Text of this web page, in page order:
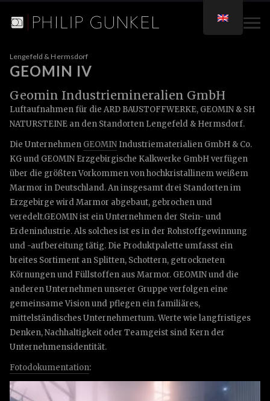
Lengefeld & Hermsdorf
GEOMIN IV
Geomin Industriemineralien GmbH
Luftaufnahmen für die ARD BAUSTOFFWERKE, GEOMIN & SH
NATURSTEINE an den Standorten Lengefeld & Hermsdorf.
Die Unternehmen GEOMIN Industriematerialien GmbH & Co.
KG und GEOMIN Erzgebirgische Kalkwerke GmbH verfügen
über die größten Vorkommen von hochkristallinem weißem
Marmor in Deutschland. An insgesamt drei Standorten im
Erzgebirge wird Marmor abgebaut, gebrochen und
veredelt.GEOMIN ist ein Unternehmen der Stein- und
Erdenindustrie. Als solches ist es in der Rohstoffgewinnung
und -aufbereitung tätig. Die Produktpalette umfasst ein
breites Sortiment an Splitten, Schottern, getrockneten
Körnungen und Füllstoffen aus Marmor. GEOMIN und die
anderen Unternehmen unserer Gruppe verfolgen eine
gemeinsame Vision und pflegen ein familiäres,
mittelständisches Unternehmertum. Werte wie langfristiges
Denken, Nachhaltigkeit oder Teamgeist sind Kern der
Unternehmensidentität.
Fotodokumentation: